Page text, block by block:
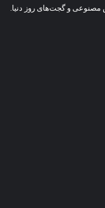
مصنوعی و گجت‌های روز دنیا.